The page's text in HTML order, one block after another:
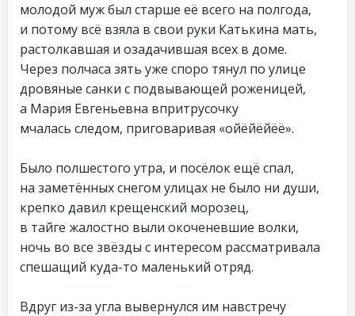
молодой муж был старше её всего на полгода,
и потому всё взяла в свои руки Катькина мать,
растолкавшая и озадачившая всех в доме.
Через полчаса зять уже споро тянул по улице
дровяные санки с подвывающей роженицей,
а Мария Евгеньевна впритрусочку
мчалась следом, приговаривая «ойёйёйёё».
Было полшестого утра, и посёлок ещё спал,
на заметённых снегом улицах не было ни души,
крепко давил крещенский морозец,
в тайге жалостно выли окоченевшие волки,
ночь во все звёзды с интересом рассматривала
спешащий куда-то маленький отряд.
Вдруг из-за угла вывернулся им навстречу